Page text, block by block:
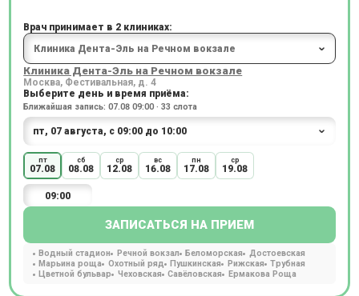
Врач принимает в 2 клиниках:
Клиника Дента-Эль на Речном вокзале
Москва, Фестивальная, д. 4
Выберите день и время приёма:
Ближайшая запись: 07.08 09:00 · 33 слота
пт
07.08
сб
08.08
ср
12.08
вс
16.08
пн
17.08
ср
19.08
09:00
ЗАПИСАТЬСЯ НА ПРИЕМ
Водный стадион Речной вокзал Беломорская
Достоевская
Марьина роща
Охотный ряд Пушкинская Рижская
Трубная
Цветной бульвар
Чеховская Савёловская Ермакова Роща